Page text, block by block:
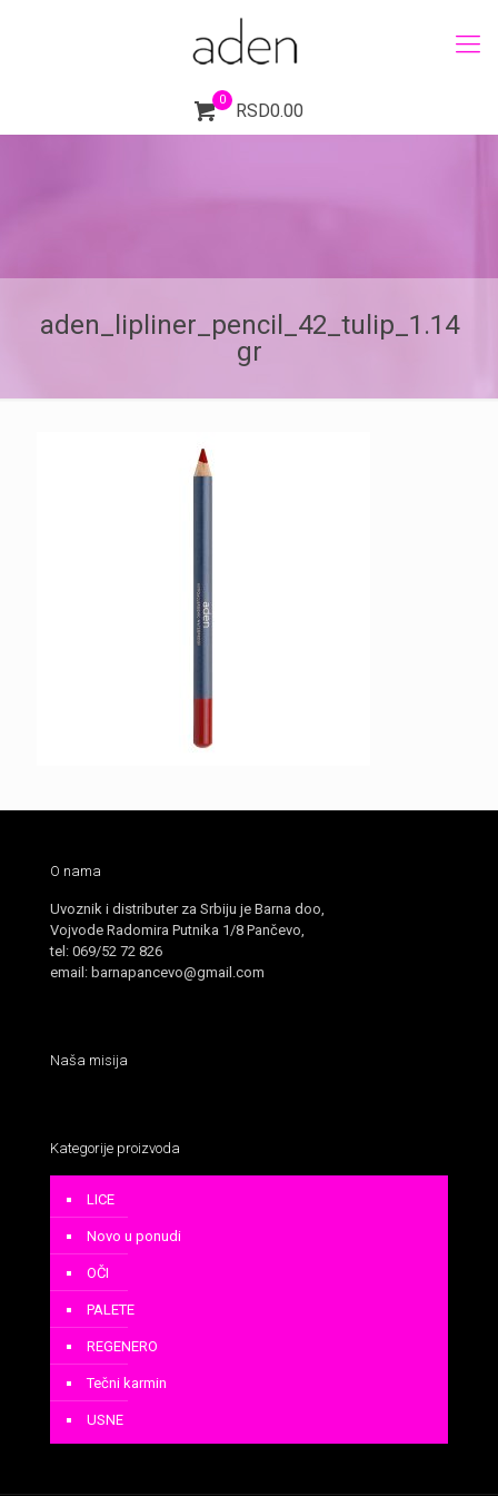
0
RSD0.00
aden_lipliner_pencil_42_tulip_1.14
gr
O nama
Uvoznik i distributer za Srbiju je Barna doo,
Vojvode Radomira Putnika 1/8 Pančevo,
tel: 069/52 72 826
email: barnapancevo@gmail.com
Naša misija
Kategorije proizvoda
LICE
Novo u ponudi
OČI
PALETE
REGENERO
Tečni karmin
USNE